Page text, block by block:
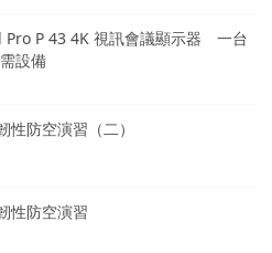
Pro P 43 4K 視訊會議顯示器 一台
設備
性防空演習（二）
性防空演習